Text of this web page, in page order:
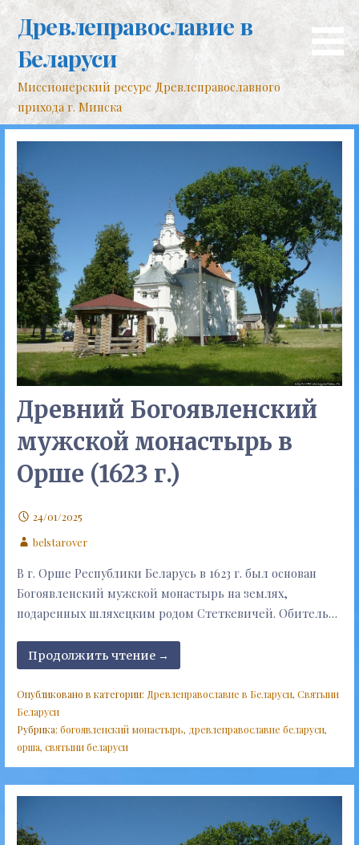
контенту
Древлеправославие в
Беларуси
Миссионерский ресурс Древлеправославного
прихода г. Минска
Древний Богоявленский
мужской монастырь в
Орше (1623 г.)
24/01/2025
belstarover
В г. Орше Республики Беларусь в 1623 г. был основан
Богоявленский мужской монастырь на землях,
подаренных шляхецким родом Стеткевичей. Обитель…
Продолжить чтение →
Опубликовано в категории: Древлеправославие в Беларуси, Святыни
Беларуси
Рубрика: богоявленский монастырь, древлеправославие беларуси,
орша, святыни беларуси